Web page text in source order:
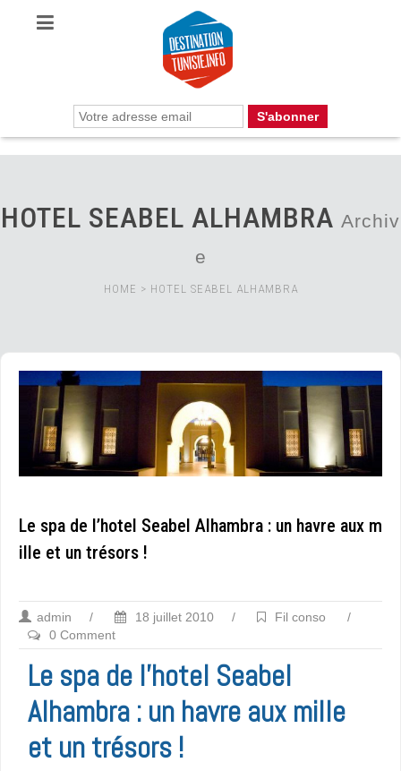
HOTEL SEABEL ALHAMBRA Archiv
e
HOME > HOTEL SEABEL ALHAMBRA
Le spa de l’hotel Seabel Alhambra : un havre aux m
ille et un trésors !
admin / 18 juillet 2010 / Fil conso
/
0 Comment
Le spa de l’hotel Seabel
Alhambra : un havre aux mille
et un trésors !